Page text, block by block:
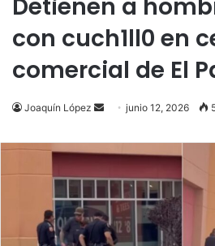
Detienen a
con cuch1ll0 en
comercial de El
Joaquín López
Send
email
junio 12, 2026